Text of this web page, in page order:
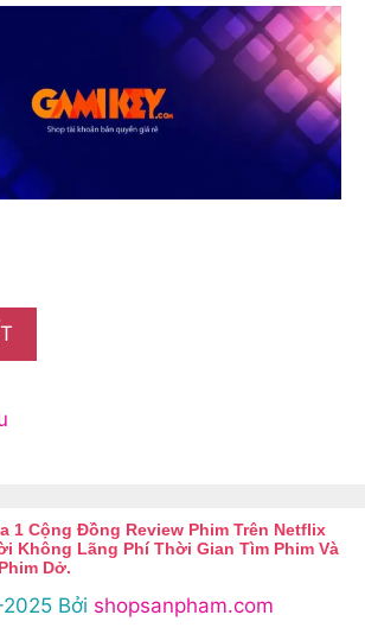
1 Cộng Đồng Review Phim Trên Netflix
Không Lãng Phí Thời Gian Tìm Phim Và
Dở.
Bởi shopsanpham.com